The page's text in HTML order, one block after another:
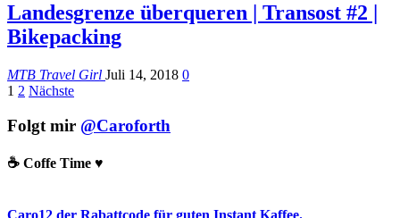
Landesgrenze überqueren | Transost #2 |
Bikepacking
MTB Travel Girl Juli 14, 2018 0
1 2 Nächste
Folgt mir @Caroforth
☕️ Coffe Time ♥️
Caro12 der Rabattcode für guten Instant Kaffee.